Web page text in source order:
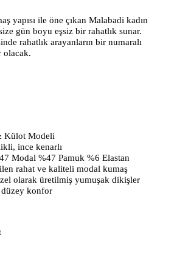
yapısı ile öne çıkan Malabadi kadın
gün boyu eşsiz bir rahatlık sunar.
rahatlık arayanların bir numaralı
olacak.
Külot Modeli
ince kenarlı
Modal %47 Pamuk %6 Elastan
rahat ve kaliteli modal kumaş
olarak üretilmiş yumuşak dikişler
konfor